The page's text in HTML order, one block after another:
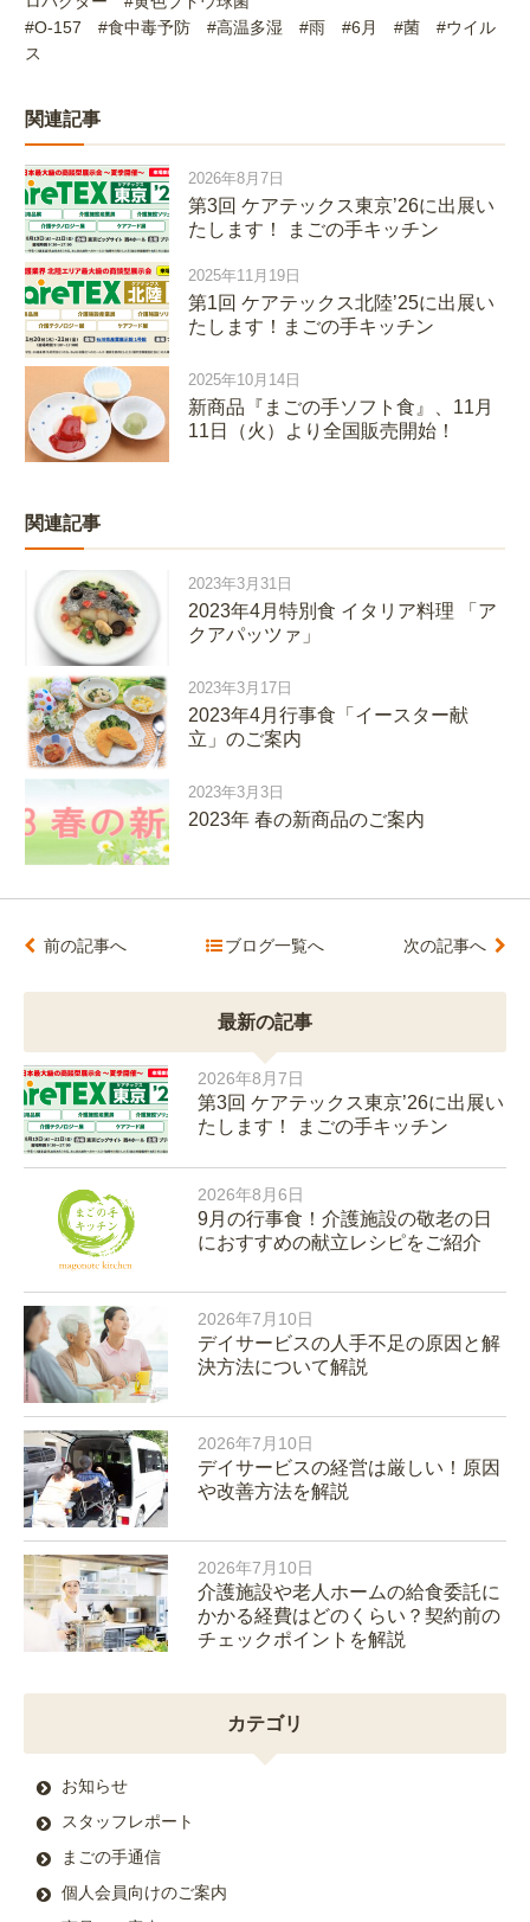
#O-157
#食中毒予防 #高温多湿 #雨 #6 月 #菌 #ウイル
ス
関連記事
2026年8月7日
第3回 ケアテックス東京’26に出展い
たします！ まごの手キッチン
2025年11月19日
第1回 ケアテックス北陸’25に出展い
たします！まごの手キッチン
2025年10月14日
新商品『まごの手ソフト食』、11月
11日（火）より全国販売開始！
関連記事
2023年3月31日
2023年4月特別食 イタリア料理 「ア
クアパッツァ」
2023年3月17日
2023年4月行事食「イースター献
立」のご案内
2023年3月3日
2023年 春の新商品のご案内
前の記事へ ブログ一覧へ 次の記事へ
最新の記事
2026年8月7日
第3回 ケアテックス東京’26に出展い
たします！ まごの手キッチン
2026年8月6日
9月の行事食！介護施設の敬老の日
におすすめの献立レシピをご紹介
2026年7月10日
デイサービスの人手不足の原因と解
決方法について解説
2026年7月10日
デイサービスの経営は厳しい！原因
や改善方法を解説
2026年7月10日
介護施設や老人ホームの給食委託に
かかる経費はどのくらい？契約前の
チェックポイントを解説
カテゴリ
お知らせ
スタッフレポート
まごの手通信
個人会員向けのご案内